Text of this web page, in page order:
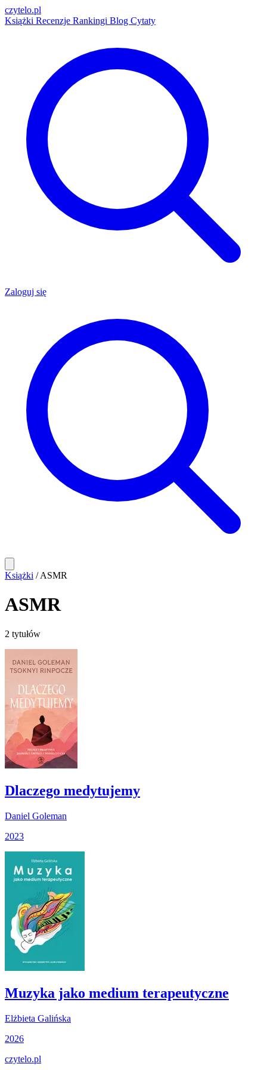
czytelo.pl
Książki Recenzje Rankingi Blog Cytaty
Zaloguj się
Książki / ASMR
ASMR
2 tytułów
Dlaczego medytujemy
Daniel Goleman
2023
Muzyka jako medium terapeutyczne
Elżbieta Galińska
2026
czytelo.pl